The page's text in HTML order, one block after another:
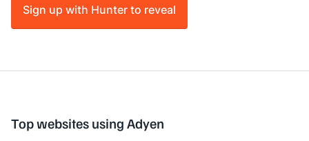
Sign up with Hunter to reveal
Top websites using Adyen